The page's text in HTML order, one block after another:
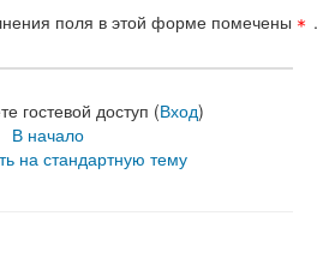
поля в этой форме помечены .
гостевой доступ (Вход)
В начало
на стандартную тему